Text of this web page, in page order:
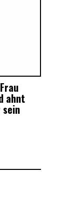
ahnt